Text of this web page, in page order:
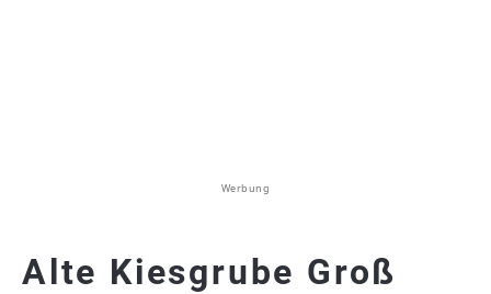
Werbung
Alte Kiesgrube Groß